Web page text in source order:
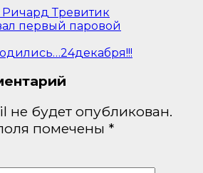
Ричард Тревитик
первый паровой
не будет опубликован.
помечены *